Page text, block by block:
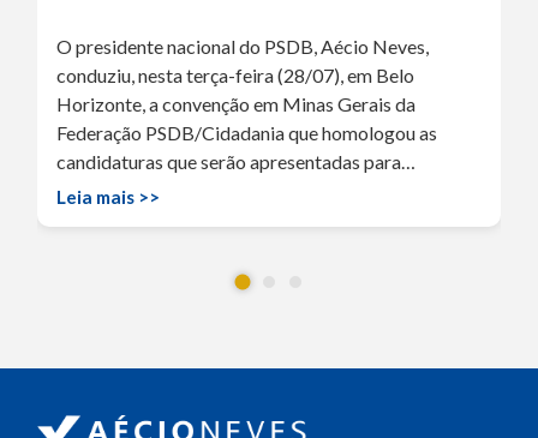
O presidente nacional do PSDB, Aécio Neves,
conduziu, nesta terça-feira (28/07), em Belo
Horizonte, a convenção em Minas Gerais da
Federação PSDB/Cidadania que homologou as
candidaturas que serão apresentadas para…
Leia mais >>